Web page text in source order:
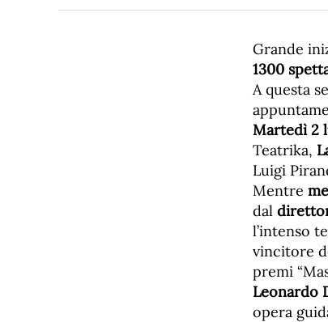
Grande
1300
A questa
Martedì 2
Teatrika,
Luigi
Mentre
dal
l’intenso
vincitore
premi
Leonardo
opera